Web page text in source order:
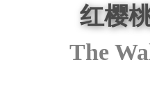
红樱
The